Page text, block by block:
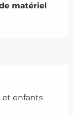
matériel
et enfants